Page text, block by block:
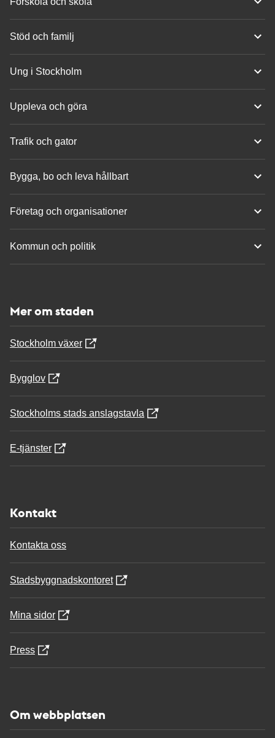
Stöd och familj
Ung i Stockholm
Uppleva och göra
Trafik och gator
Bygga, bo och leva hållbart
Företag och organisationer
Kommun och politik
Mer om staden
Stockholm växer
Bygglov
Stockholms stads anslagstavla
E-tjänster
Kontakt
Kontakta oss
Stadsbyggnadskontoret
Mina sidor
Press
Om webbplatsen